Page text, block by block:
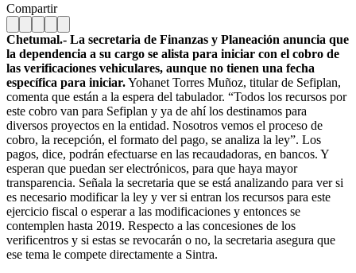
Compartir
Chetumal.- La secretaria de Finanzas y Planeación anuncia que
la dependencia a su cargo se alista para iniciar con el cobro de
las verificaciones vehiculares, aunque no tienen una fecha
específica para iniciar.Yohanet Torres Muñoz, titular de Sefiplan,
comenta que están a la espera del tabulador. “Todos los recursos por
este cobro van para Sefiplan y ya de ahí los destinamos para
diversos proyectos en la entidad. Nosotros vemos el proceso de
cobro, la recepción, el formato del pago, se analiza la ley”. Los
pagos, dice, podrán efectuarse en las recaudadoras, en bancos. Y
esperan que puedan ser electrónicos, para que haya mayor
transparencia. Señala la secretaria que se está analizando para ver si
es necesario modificar la ley y ver si entran los recursos para este
ejercicio fiscal o esperar a las modificaciones y entonces se
contemplen hasta 2019. Respecto a las concesiones de los
verificentros y si estas se revocarán o no, la secretaria asegura que
ese tema le compete directamente a Sintra.